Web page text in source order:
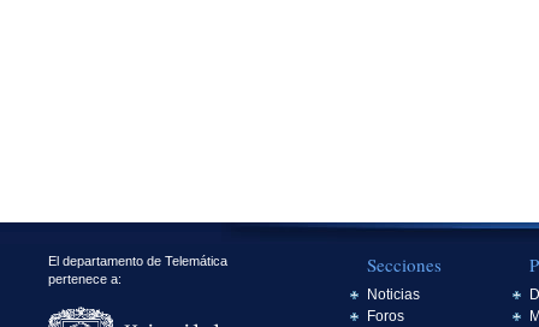
El departamento de Telemática
pertenece a:
Secciones
Noticias
Foros